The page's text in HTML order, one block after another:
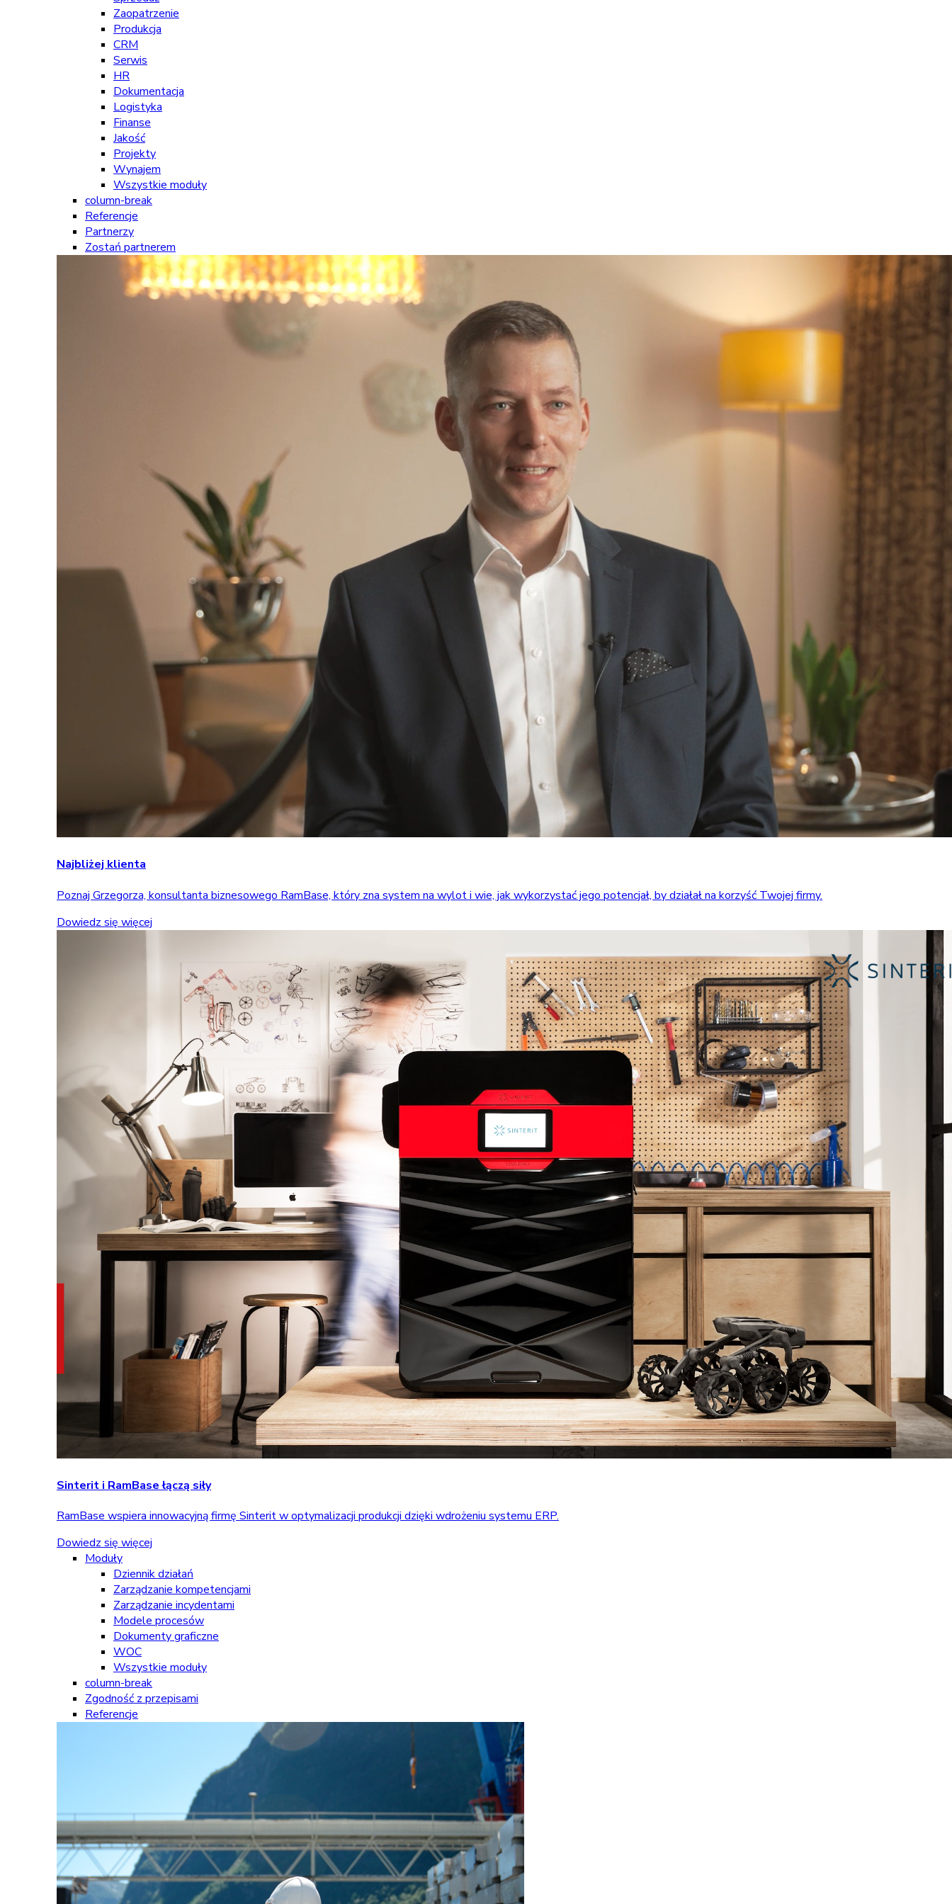
Zaopatrzenie
Produkcja
CRM
Serwis
HR
Dokumentacja
Logistyka
Finanse
Jakość
Projekty
Wynajem
Wszystkie moduły
column-break
Referencje
Partnerzy
Zostań partnerem
Najbliżej klienta
Poznaj Grzegorza, konsultanta biznesowego RamBase, który zna system na wylot i wie, jak wykorzystać jego potencjał, by działał na korzyść Twojej firmy.
Dowiedz się więcej
Sinterit i RamBase łączą siły
RamBase wspiera innowacyjną firmę Sinterit w optymalizacji produkcji dzięki wdrożeniu systemu ERP.
Dowiedz się więcej
Moduły
Dziennik działań
Zarządzanie kompetencjami
Zarządzanie incydentami
Modele procesów
Dokumenty graficzne
WOC
Wszystkie moduły
column-break
Zgodność z przepisami
Referencje